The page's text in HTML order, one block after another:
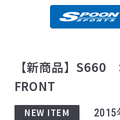
【新商品】S660
FRONT
NEW ITEM 2015